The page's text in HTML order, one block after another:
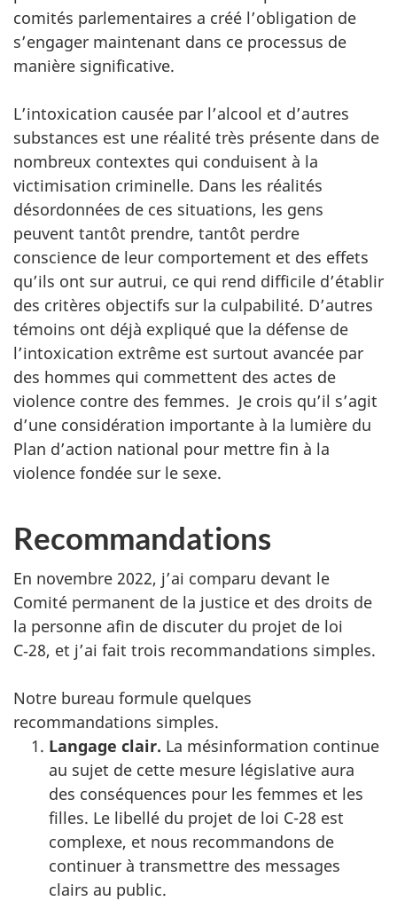
comités parlementaires a créé l’obligation de
s’engager maintenant dans ce processus de
manière significative.
L’intoxication causée par l’alcool et d’autres
substances est une réalité très présente dans de
nombreux contextes qui conduisent à la
victimisation criminelle. Dans les réalités
désordonnées de ces situations, les gens
peuvent tantôt prendre, tantôt perdre
conscience de leur comportement et des effets
qu’ils ont sur autrui, ce qui rend difficile d’établir
des critères objectifs sur la culpabilité. D’autres
témoins ont déjà expliqué que la défense de
l’intoxication extrême est surtout avancée par
des hommes qui commettent des actes de
violence contre des femmes. Je crois qu’il s’agit
d’une considération importante à la lumière du
Plan d’action national pour mettre fin à la
violence fondée sur le sexe.
Recommandations
En novembre 2022, j’ai comparu devant le
Comité permanent de la justice et des droits de
la personne afin de discuter du projet de loi
C‑28, et j’ai fait trois recommandations simples.
Notre bureau formule quelques
recommandations simples.
Langage clair. La mésinformation continue
au sujet de cette mesure législative aura
des conséquences pour les femmes et les
filles. Le libellé du projet de loi C-28 est
complexe, et nous recommandons de
continuer à transmettre des messages
clairs au public.